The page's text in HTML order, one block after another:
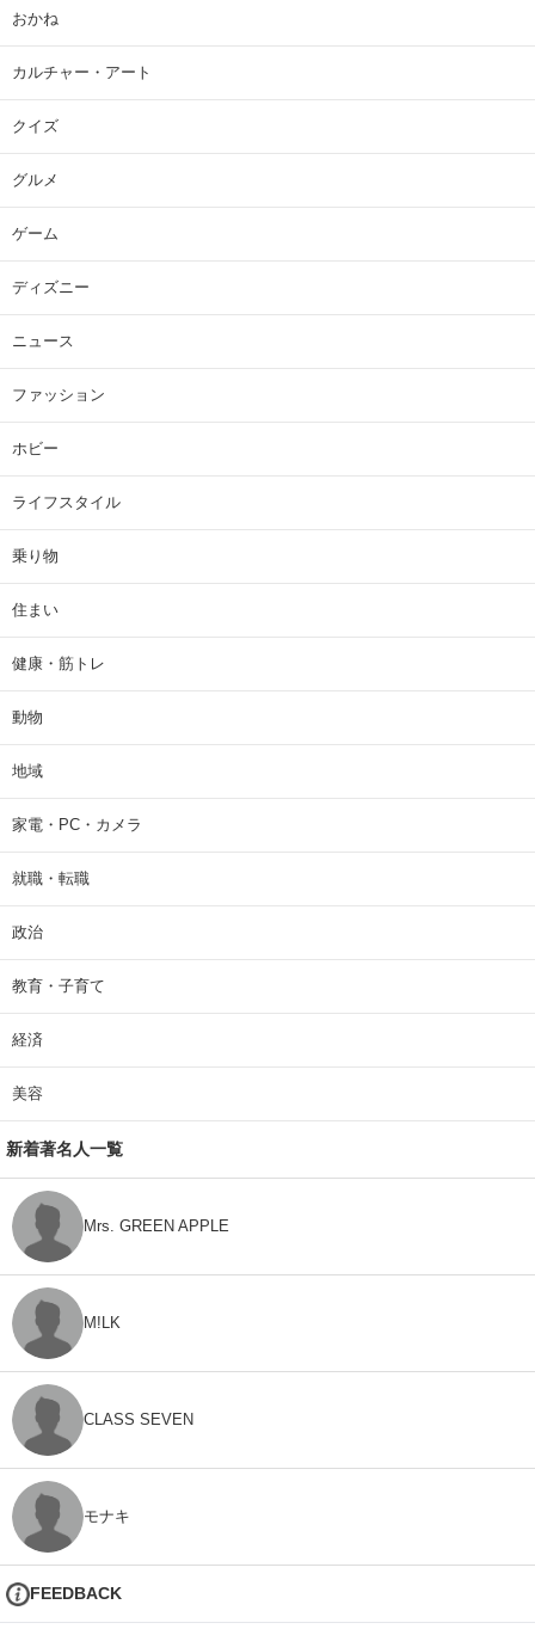
おかね
カルチャー・アート
クイズ
グルメ
ゲーム
ディズニー
ニュース
ファッション
ホビー
ライフスタイル
乗り物
住まい
健康・筋トレ
動物
地域
家電・PC・カメラ
就職・転職
政治
教育・子育て
経済
美容
新着著名人一覧
Mrs. GREEN APPLE
M!LK
CLASS SEVEN
モナキ
FEEDBACK